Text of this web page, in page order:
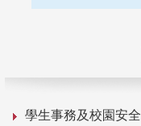
學生事務及校園安全